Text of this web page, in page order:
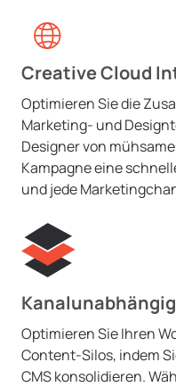
Creative Cloud
Optimieren Sie die
Marketing- und
Designer von
Kampagne eine
und jede
Optimieren Sie Ihren
Content-Silos, indem
CMS konsolidieren.